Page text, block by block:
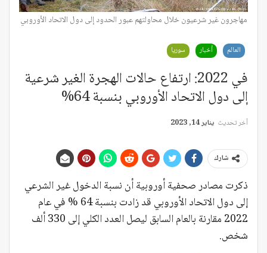
مهاجرون غير شرعيون خلال محاولتهم عبور الحدود إلى دول الاتحاد الأوروبي
العالم أخبار سوريا
في 2022: ارتفاع حالات الهجرة الغير شرعية
إلى دول الاتحاد الأوروبي بنسبة 64%
آخر تحديث يناير 14, 2023
شارك
ذكرت مصادر صحفية أوروبية أن نسبة الدخول غير الشرعي
إلى دول الاتحاد الأوروبي قد زادت بنسبة 64 % في عام
2022 مقارنة بالعام السابق ليصل العدد الكلي إلى 330 ألف
شخص.